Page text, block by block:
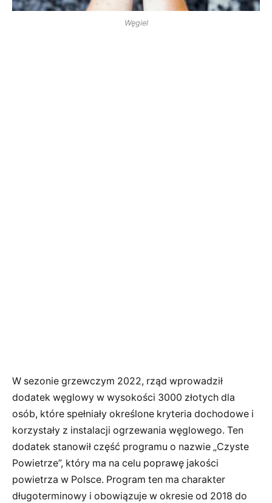
Węgiel
W sezonie grzewczym 2022, rząd wprowadził
dodatek węglowy w wysokości 3000 złotych dla
osób, które spełniały określone kryteria dochodowe i
korzystały z instalacji ogrzewania węglowego. Ten
dodatek stanowił część programu o nazwie „Czyste
Powietrze”, który ma na celu poprawę jakości
powietrza w Polsce. Program ten ma charakter
długoterminowy i obowiązuje w okresie od 2018 do